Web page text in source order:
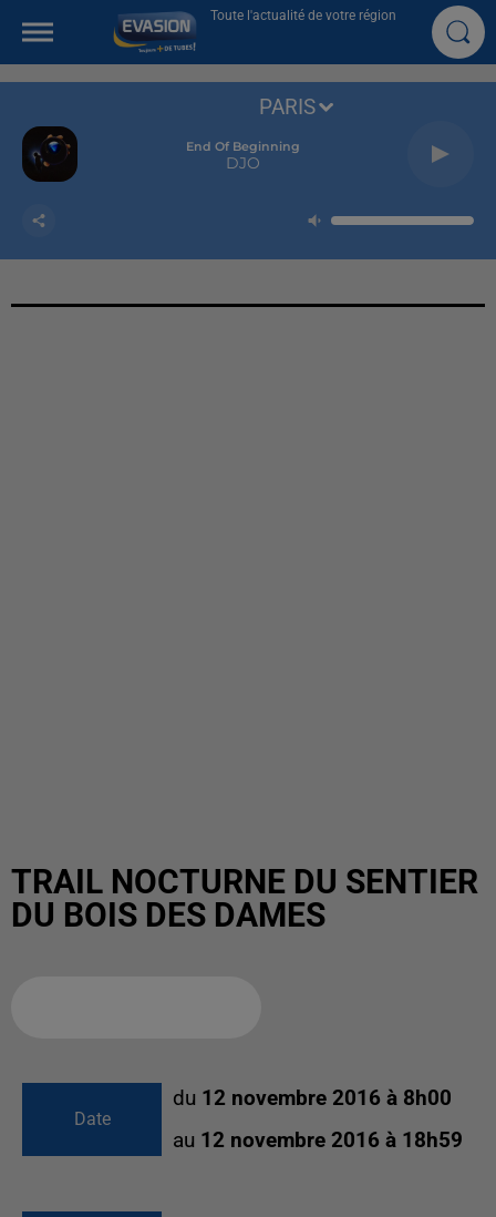
Toute l'actualité de votre région
End Of Beginning
DJO
PARIS
TRAIL NOCTURNE DU SENTIER
DU BOIS DES DAMES
Date
du 12 novembre 2016 à 8h00
au 12 novembre 2016 à 18h59